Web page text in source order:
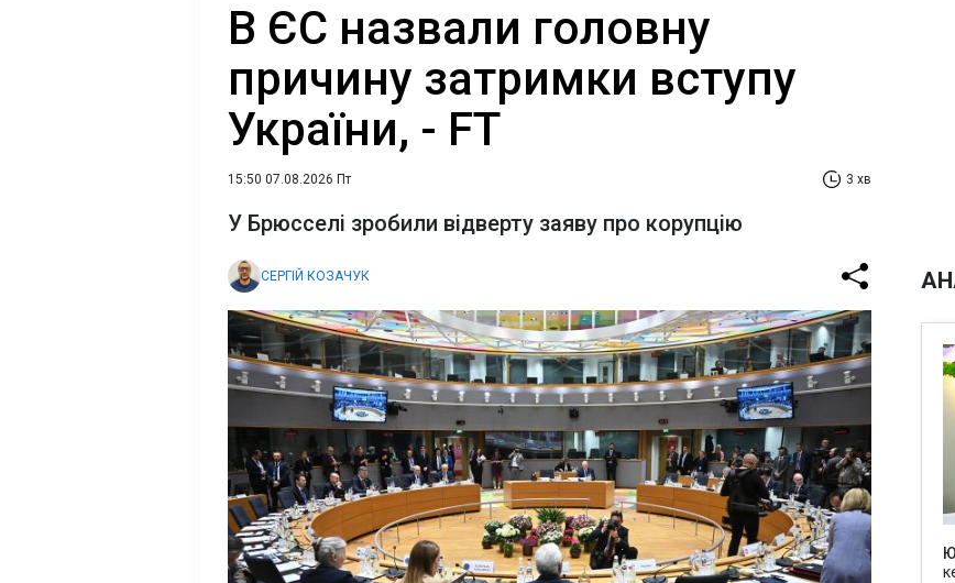
В ЄС назвали головну
причину затримки вступу
України, - FT
15:50 07.08.2026 Пт 3 хв
У Брюсселі зробили відверту заяву про корупцію
СЕРГІЙ КОЗАЧУК